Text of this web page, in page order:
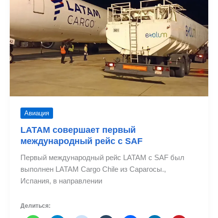
Америке
Авиация
LATAM совершает первый
международный рейс с SAF
Первый международный рейс LATAM с SAF был
выполнен LATAM Cargo Chile из Сарагосы.,
Испания, в направлении
Делиться: